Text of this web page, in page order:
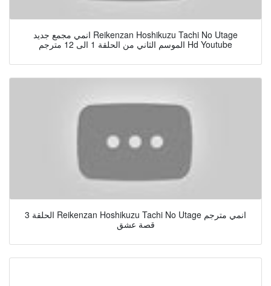
انمي مجمع جديد Reikenzan Hoshikuzu Tachi No Utage
الموسم الثاني من الحلقة 1 الى 12 مترجم Hd Youtube
الحلقة 3 Reikenzan Hoshikuzu Tachi No Utage انمي مترجم
قصة عشق